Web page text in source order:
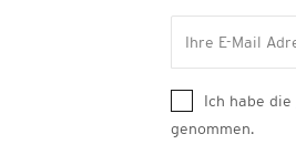
Ich habe die
genommen.